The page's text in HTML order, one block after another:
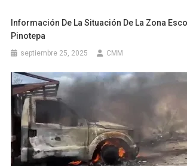
Información De La Situación De La Zona
Pinotepa
septiembre 25, 2025 CMM